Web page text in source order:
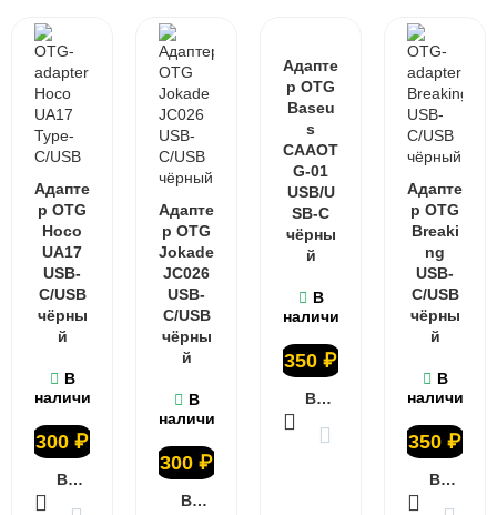
Адапте
р OTG
Hoco
UA17
USB-
C/USB
чёрны
й
В
наличии
300 ₽
В КОРЗИНУ
Адапте
р OTG
Jokade
JC026
USB-
C/USB
чёрны
й
В
наличии
300 ₽
В КОРЗИНУ
Адапте
р OTG
Baseu
s
CAAOT
G-01
USB/U
SB-C
чёрны
й
В
наличии
350 ₽
В КОРЗИНУ
Адапте
р OTG
Breaki
ng
USB-
C/USB
чёрны
й
В
наличии
350 ₽
В КОРЗИНУ